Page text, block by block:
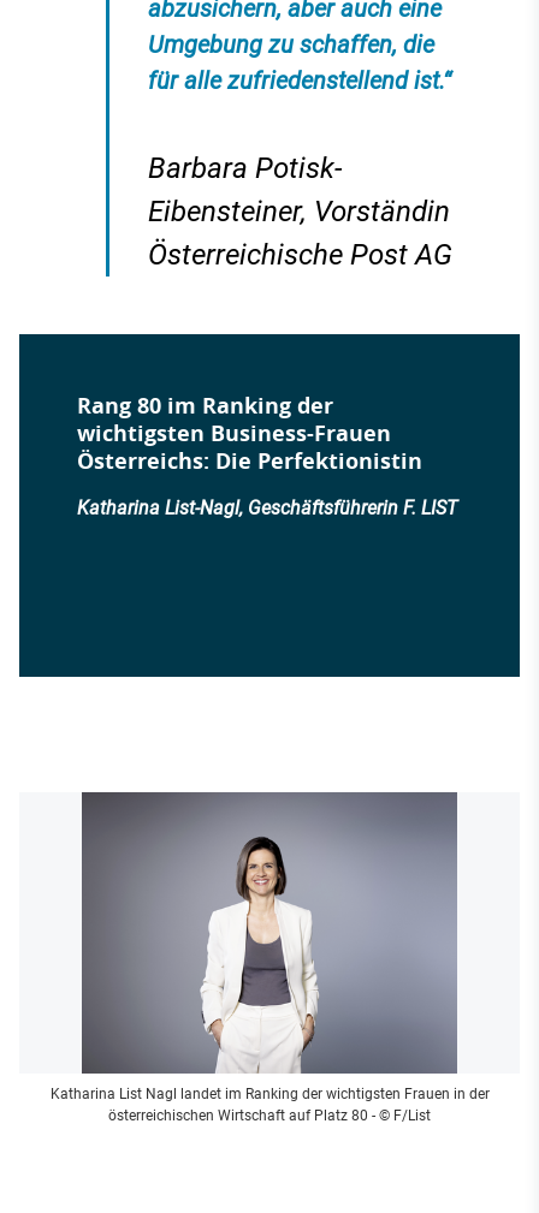
abzusichern, aber auch eine
Umgebung zu schaffen, die
für alle zufriedenstellend ist.“
Barbara Potisk-
Eibensteiner, Vorständin
Österreichische Post AG
Rang 80 im Ranking der
wichtigsten Business-Frauen
Österreichs: Die Perfektionistin
Katharina List-Nagl, Geschäftsführerin F. LIST
Katharina List Nagl landet im Ranking der wichtigsten Frauen in der
österreichischen Wirtschaft auf Platz 80 - © F/List